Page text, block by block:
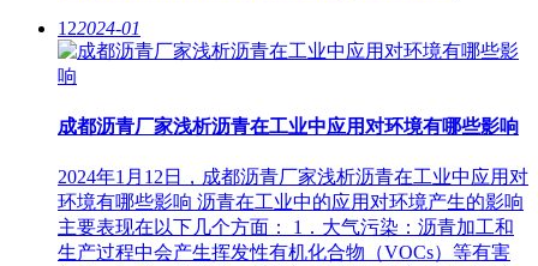
122024-01
成都沥青厂家浅析沥青在工业中应用对环境有哪些影响
2024年1月12日，成都沥青厂家浅析沥青在工业中应用对
环境有哪些影响 沥青在工业中的应用对环境产生的影响
主要表现在以下几个方面： 1．大气污染：沥青加工和
生产过程中会产生挥发性有机化合物（VOCs）等有害